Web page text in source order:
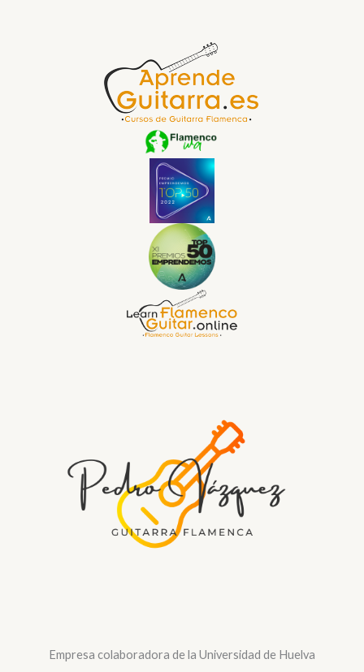
Empresa colaboradora de la Universidad de Huelva